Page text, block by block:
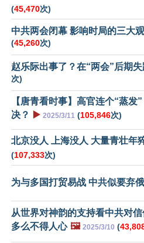
(45,470次)
中共两会闭幕 影响时局的三大
(45,260次)
赵乐际出事了？在“两会”后期失
次)
【唐青看时事】高官连个“蒸发
决？
▶️ 2025/3/11 (105,846次)
北京没人 上海没人 大量青壮年
(107,333次)
为与多国打贸易战 中共似要弃
从世界对神韵的支持看中共对
多么不得人心 🖼️ 2025/3/10 (